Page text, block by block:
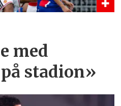
med
stadion»